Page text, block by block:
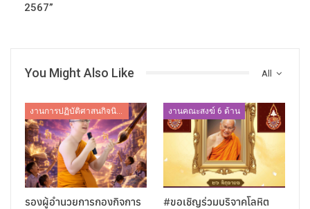
2567”
All
You Might Also Like
รองผู้อำนวยการกองกิจการ
งานคณะสงฆ์ 6 ด้าน
#ขอเชิญร่วมบริจาคโลหิต